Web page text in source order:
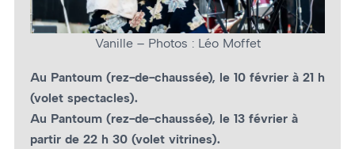
Vanille – Photos : Léo Moffet
Au Pantoum (rez-de-chaussée), le 10 février à 21 h
(volet spectacles).
Au Pantoum (rez-de-chaussée), le 13 février à
partir de 22 h 30 (volet vitrines).